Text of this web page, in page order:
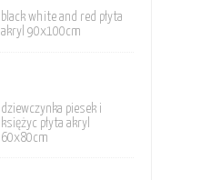
black white and red płyta
akryl 90x100cm
dziewczynka piesek i
księżyc płyta akryl
60x80cm